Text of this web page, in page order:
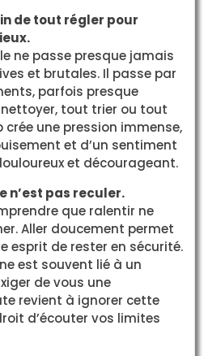
de tout régler pour
ne passe presque jamais
et brutales. Il passe par
parfois presque
tout trier ou tout
une pression immense,
et d’un sentiment
et décourageant.
n’est pas reculer.
que ralentir ne
Aller doucement permet
esprit de rester en sécurité.
est souvent lié à un
de vous une
revient à ignorer cette
d’écouter vos limites